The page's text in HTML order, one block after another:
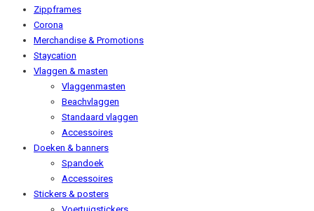
Zippframes
Corona
Merchandise & Promotions
Staycation
Vlaggen & masten
Vlaggenmasten
Beachvlaggen
Standaard vlaggen
Accessoires
Doeken & banners
Spandoek
Accessoires
Stickers & posters